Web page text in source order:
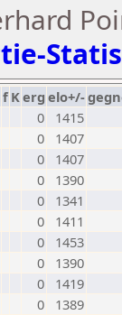
f Kerg elo+/-
0
1415
0
1407
0
1407
0
1390
0
1341
0
1411
0
1453
0
1390
0
1419
0
1389